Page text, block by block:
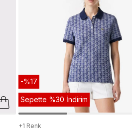
-%17
Sepette %30 İndirim
+1 Renk